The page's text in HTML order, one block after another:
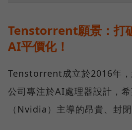
Tenstorrent願景：打
AI平價化！
Tenstorrent成立於2016年，
公司專注於AI處理器設計，
（Nvidia）主導的昂貴、封閉